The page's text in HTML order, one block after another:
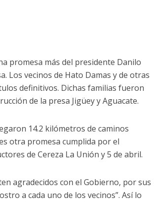
promesa más del presidente Danilo
Los vecinos de Hato Damas y de otras
definitivos. Dichas familias fueron
de la presa Jigüey y Aguacate.
14.2 kilómetros de caminos
otra promesa cumplida por el
de Cereza La Unión y 5 de abril.
agradecidos con el Gobierno, por sus
a cada uno de los vecinos”. Así lo